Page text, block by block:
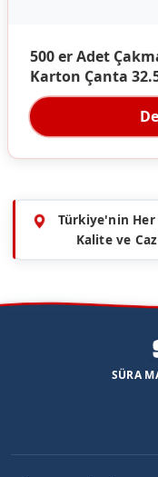
500 er Adet
Karton Çanta
Türkiye'nin Her
Kalite ve
SÜRA